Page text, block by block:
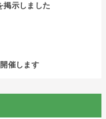
掲示しました
催します